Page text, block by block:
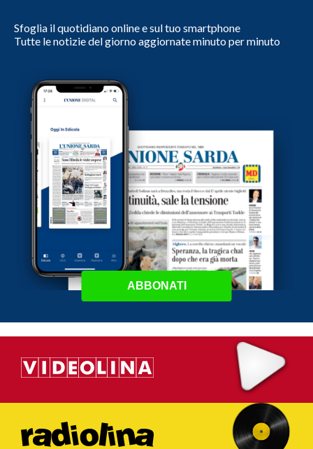
Sfoglia il quotidiano online e sul tuo smartphone
Tutte le notizie del giorno aggiornate minuto per minuto
ABBONATI